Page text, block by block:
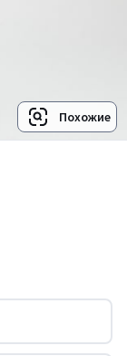
Похожие